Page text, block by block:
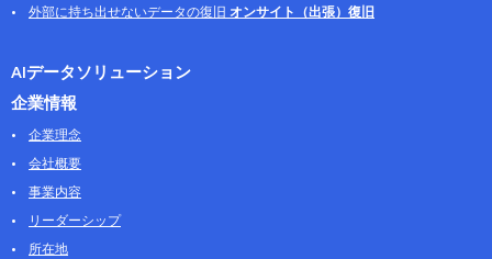
外部に持ち出せないデータの復旧 オンサイト（出張）復旧
AIデータソリューション
企業情報
企業理念
会社概要
事業内容
リーダーシップ
所在地